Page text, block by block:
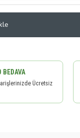
BEDAVA
Ücretsiz